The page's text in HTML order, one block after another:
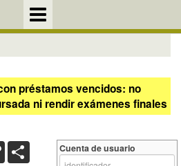
préstamos vencidos: no
ni rendir exámenes finales
Copy
Link
Cuenta de usuario